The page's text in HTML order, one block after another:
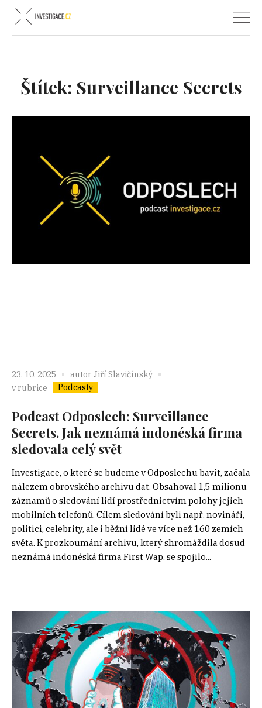
Štítek: Surveillance Secrets
23. 10. 2025 autor Jiří Slavičínský
v rubrice
Podcasty
Podcast Odposlech: Surveillance
Secrets. Jak neznámá indonéská firma
sledovala celý svět
Investigace, o které se budeme v Odposlechu bavit, začala
nálezem obrovského archivu dat. Obsahoval 1,5 milionu
záznamů o sledování lidí prostřednictvím polohy jejich
mobilních telefonů. Cílem sledování byli např. novináři,
politici, celebrity, ale i běžní lidé ve více než 160 zemích
světa. K prozkoumání archivu, který shromáždila dosud
neznámá indonéská firma First Wap, se spojilo...